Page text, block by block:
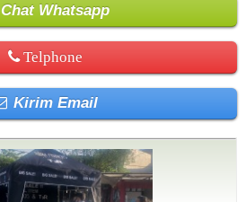
Chat Whatsapp
Telphone
Kirim Email